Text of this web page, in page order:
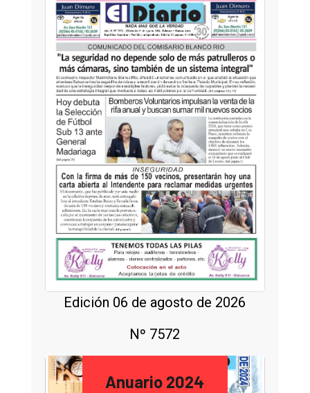
Edición 06 de agosto de 2026
Nº 7572
Anuario 2024